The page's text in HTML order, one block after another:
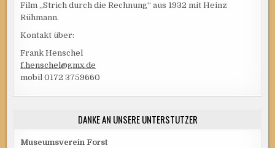
Film „Strich durch die Rechnung“ aus 1932 mit Heinz
Rühmann.
Kontakt über:
Frank Henschel
f.henschel@gmx.de
mobil 0172 3759660
DANKE AN UNSERE UNTERSTÜTZER
Museumsverein Forst